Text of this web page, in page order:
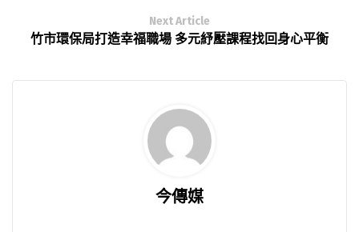
Next Article
竹市環保局打造幸福職場 多元紓壓課程找回身心平衡
今傳媒